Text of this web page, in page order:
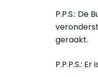
P.P.S.: De
geraakt.
P.P.P.S.: